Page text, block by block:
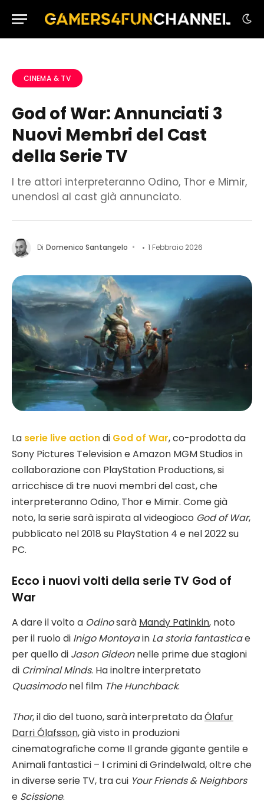
CINEMA & TV
God of War: Annunciati 3
Nuovi Membri del Cast
della Serie TV
I tre attori interpreteranno Odino, Thor e Mimir,
unendosi al cast già annunciato.
Di Domenico Santangelo 1 Febbraio 2026
La serie live actiondi God of War, co-prodotta da
Sony Pictures Television e Amazon MGM Studios in
collaborazione con PlayStation Productions, si
arricchisce di tre nuovi membri del cast, che
interpreteranno Odino, Thor e Mimir. Come già
noto, la serie sarà ispirata al videogioco God of War,
pubblicato nel 2018 su PlayStation 4 e nel 2022 su
PC.
Ecco i nuovi volti della serie TV God of
War
A dare il volto a Odinosarà Mandy Patinkin, noto
per il ruolo di Inigo Montoyain La storia fantasticae
per quello di Jason Gideonnelle prime due stagioni
di Criminal Minds. Ha inoltre interpretato
Quasimodonel film The Hunchback.
Thor, il dio del tuono, sarà interpretato daÓlafur
Darri Ólafsson, già visto in produzioni
cinematografiche come Il grande gigante gentile e
Animali fantastici – I crimini di Grindelwald, oltre che
in diverse serie TV, tra cui Your Friends & Neighbors
e Scissione.